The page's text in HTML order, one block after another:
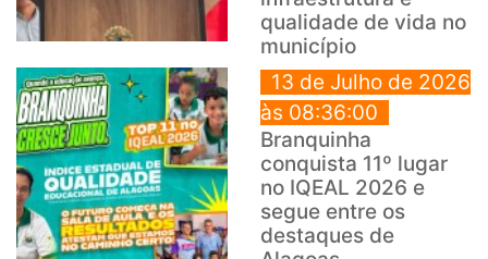
qualidade de vida no
município
13 de Julho de 2026
às 08:36:00
Branquinha
conquista 11º lugar
no IQEAL 2026 e
segue entre os
destaques de